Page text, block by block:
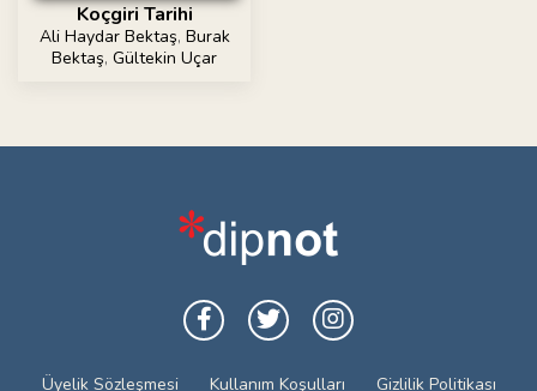
Koçgiri Tarihi
Ali Haydar Bektaş, Burak
Bektaş, Gültekin Uçar
Üyelik Sözleşmesi Kullanım Koşulları Gizlilik Politikası